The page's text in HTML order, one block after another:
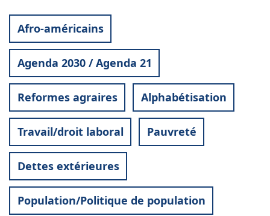
Afro-américains
Agenda 2030 / Agenda 21
Reformes agraires Alphabétisation
Travail/droit laboral Pauvreté
Dettes extérieures
Population/Politique de population